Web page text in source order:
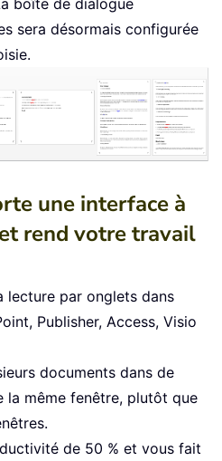
boîte de dialogue
sera désormais configurée
une interface à
rend votre travail
lecture par onglets dans
Publisher, Access, Visio
documents dans de
la même fenêtre, plutôt que
de 50 % et vous fait